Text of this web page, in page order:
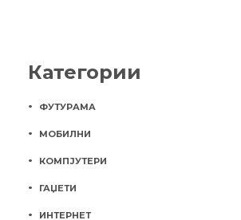
Категории
ФУТУРАМА
МОБИЛНИ
КОМПЈУТЕРИ
ГАЏЕТИ
ИНТЕРНЕТ